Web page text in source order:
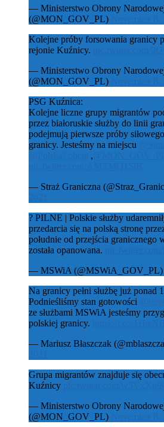
— Ministerstwo Obrony
(@MON_GOV_PL)
Kolejne próby forsowania granicy
rejonie Kuźnicy.
— Ministerstwo Obrony
(@MON_GOV_PL)
PSG Kuźnica:
Kolejne liczne grupy migrantów
przez białoruskie służby do linii
podejmują pierwsze próby
granicy. Jesteśmy na miejscu
,
— Straż Graniczna
? PILNE | Polskie służby
przedarcia się na polską stronę
południe od przejścia granicznego
została opanowana.
— MSWiA (@MSWiA_GOV_PL)
Na granicy pełni służbę już ponad
Podnieśliśmy stan gotowości
ze służbami MSWiA jesteśmy
polskiej granicy.
— Mariusz Błaszczak
Grupa migrantów znajduje się
Kuźnicy
— Ministerstwo Obrony
(@MON_GOV_PL)